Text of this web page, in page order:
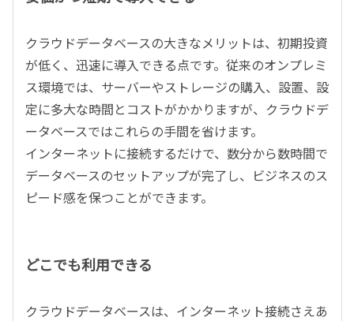
クラウドデータベースの大きなメリットは、初期投資
が低く、迅速に導入できる点です。従来のオンプレミ
ス環境では、サーバーやストレージの購入、設置、設
定に多大な時間とコストがかかりますが、クラウドデ
ータベースではこれらの手間を省けます。
インターネットに接続するだけで、数分から数時間で
データベースのセットアップが完了し、ビジネスのス
ピード感を保つことができます。
どこでも利用できる
クラウドデータベースは、インターネット接続さえあ